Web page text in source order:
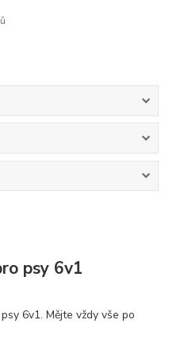
psy 6v1
6v1. Mějte vždy vše po